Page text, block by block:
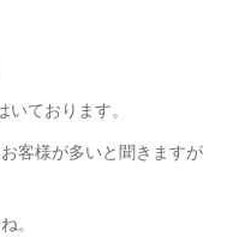
ております。
客様が多いと聞きますが
。